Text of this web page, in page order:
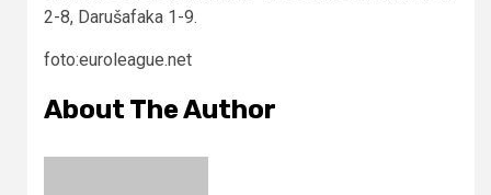
2-8, Darušafaka 1-9.
foto:euroleague.net
About The Author